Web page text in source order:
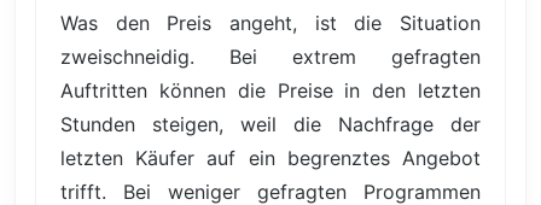
Was den Preis angeht, ist die Situation
zweischneidig. Bei extrem gefragten
Auftritten können die Preise in den letzten
Stunden steigen, weil die Nachfrage der
letzten Käufer auf ein begrenztes Angebot
trifft. Bei weniger gefragten Programmen